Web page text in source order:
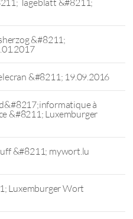
Tageblatt &#8211;
&#8211;
&#8211; 19.09.2016
à
&#8211; Luxemburger
&#8211; mywort.lu
Luxemburger Wort